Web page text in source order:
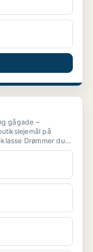
gågade –
du